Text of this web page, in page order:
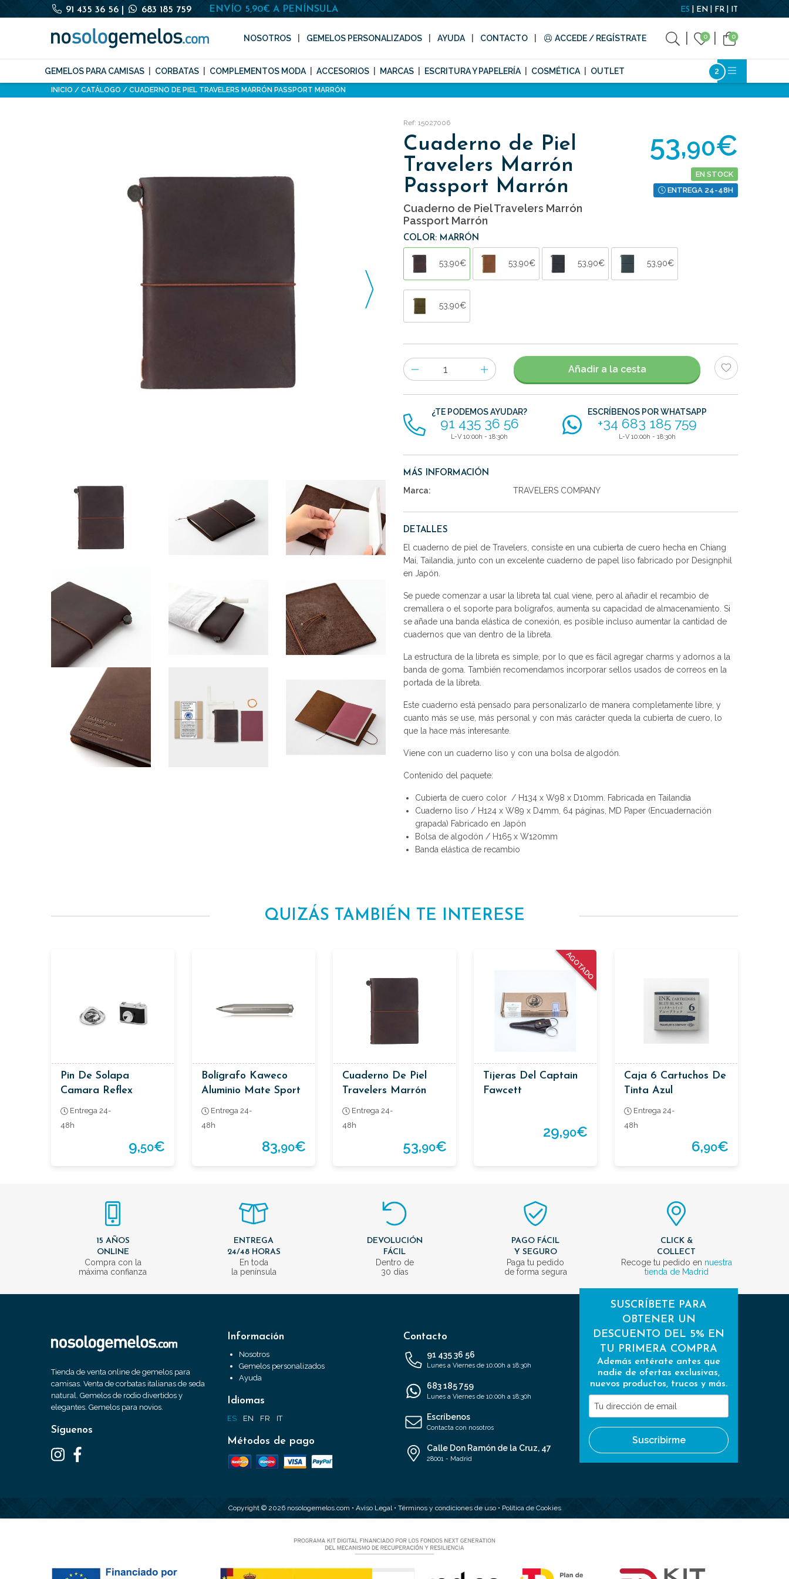
91 435 36 56 683 185 759 ENVÍO 5,90€ A PENÍNSULA ES EN FR IT
NOSOTROS GEMELOS PERSONALIZADOS AYUDA CONTACTO ACCEDE / REGÍSTRATE 0 0
GEMELOS PARA CAMISAS CORBATAS COMPLEMENTOS MODA ACCESORIOS MARCAS ESCRITURA Y PAPELERÍA COSMÉTICA OUTLET
INICIO CATÁLOGO CUADERNO DE PIEL TRAVELERS MARRÓN PASSPORT MARRÓN
Ref: 15027006
Cuaderno de Piel
Travelers Marrón
Passport Marrón
Cuaderno de Piel Travelers Marrón
Passport Marrón
53,90€
EN STOCK
ENTREGA 24-48H
COLOR: MARRÓN
53,90€ 53,90€ 53,90€ 53,90€
53,90€
Número
de
artículos
Añadir a la cesta
¿TE PODEMOS AYUDAR?
91 435 36 56
L-V 10:00h - 18:30h
ESCRÍBENOS POR WHATSAPP
+34 683 185 759
L-V 10:00h - 18:30h
MÁS INFORMACIÓN
Marca: TRAVELERS COMPANY
DETALLES
El cuaderno de piel de Travelers, consiste en una cubierta de cuero hecha en Chiang
Mai, Tailandia, junto con un excelente cuaderno de papel liso fabricado por Designphil
en Japón.
Se puede comenzar a usar la libreta tal cual viene, pero al añadir el recambio de
cremallera o el soporte para bolígrafos, aumenta su capacidad de almacenamiento. Si
se añade una banda elástica de conexión, es posible incluso aumentar la cantidad de
cuadernos que van dentro de la libreta.
La estructura de la libreta es simple, por lo que es fácil agregar charms y adornos a la
banda de goma. También recomendamos incorporar sellos usados de correos en la
portada de la libreta.
Este cuaderno está pensado para personalizarlo de manera completamente libre, y
cuanto más se use, más personal y con más carácter queda la cubierta de cuero, lo
que la hace más interesante.
Viene con un cuaderno liso y con una bolsa de algodón.
Contenido del paquete:
Cubierta de cuero color / H134 x W98 x D10mm. Fabricada en Tailandia
Cuaderno liso / H124 x W89 x D4mm, 64 páginas, MD Paper (Encuadernación
grapada) Fabricado en Japón
Bolsa de algodón / H165 x W120mm
Banda elástica de recambio
QUIZÁS TAMBIÉN TE INTERESE
Pin De Solapa
Camara Reflex
Entrega 24-
48h
9,50€
Bolígrafo Kaweco
Aluminio Mate Sport
Entrega 24-
48h
83,90€
Cuaderno De Piel
Travelers Marrón
Passport Marrón
Entrega 24-
48h
53,90€
AGOTADO
Tijeras Del Captain
Fawcett
29,90€
Caja 6 Cartuchos De
Tinta Azul
Entrega 24-
48h
6,90€
15 AÑOS
ONLINE
Compra con la
máxima confianza
ENTREGA
24/48 HORAS
En toda
la península
DEVOLUCIÓN
FÁCIL
Dentro de
30 días
PAGO FÁCIL
Y SEGURO
Paga tu pedido
de forma segura
CLICK &
COLLECT
Recoge tu pedido en nuestra
tienda de Madrid
Tienda de venta online de gemelos para
camisas. Venta de corbatas italianas de seda
natural. Gemelos de rodio divertidos y
elegantes. Gemelos para novios.
Síguenos
Información
Nosotros
Gemelos personalizados
Ayuda
Idiomas
ES EN FR IT
Métodos de pago
Contacto
91 435 36 56
Lunes a Viernes de 10:00h a 18:30h
683 185 759
Lunes a Viernes de 10:00h a 18:30h
Escríbenos
Contacta con nosotros
Calle Don Ramón de la Cruz, 47
28001 - Madrid
SUSCRÍBETE PARA
OBTENER UN
DESCUENTO DEL 5% EN
TU PRIMERA COMPRA
Además entérate antes que
nadie de ofertas exclusivas,
nuevos productos, trucos y más.
Tu
dirección
de
email
Suscribirme
Copyright © 2026 nosologemelos.com • Aviso Legal• Términos y condiciones de uso• Política de Cookies